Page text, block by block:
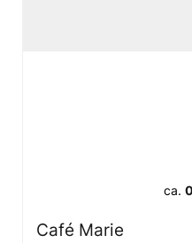
ca.
Café Marie